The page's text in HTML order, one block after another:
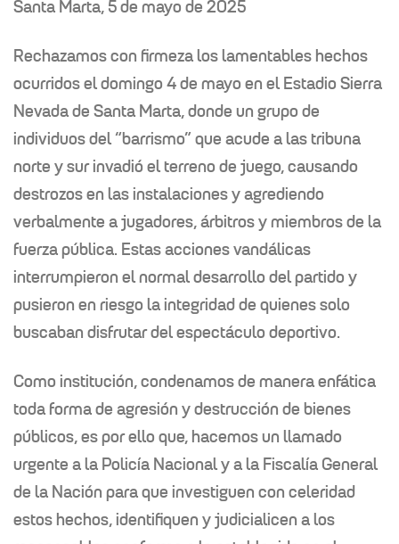
Santa Marta, 5 de mayo de 2025
Rechazamos con firmeza los lamentables hechos
ocurridos el domingo 4 de mayo en el Estadio Sierra
Nevada de Santa Marta, donde un grupo de
individuos del “barrismo” que acude a las tribuna
norte y sur invadió el terreno de juego,causando
destrozos en las instalaciones y agrediendo
verbalmente a jugadores,árbitros y miembros de la
fuerza pública. Estas acciones vandálicas
interrumpieron el normal desarrollo del partido y
pusieron en riesgo la integridad de quienes solo
buscaban disfrutar del espectáculo deportivo.
Como institución, condenamos de manera enfática
toda forma de agresión ydestrucción de bienes
públicos, es por ello que, hacemos un llamado
urgente a la Policía Nacional y a la Fiscalía General
de la Nación para que investiguen con celeridad
estos hechos, identifiquen y judicialicen a los